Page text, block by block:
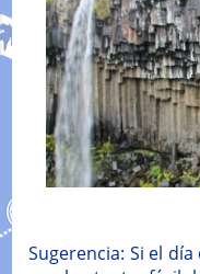
Sugerencia: Si el